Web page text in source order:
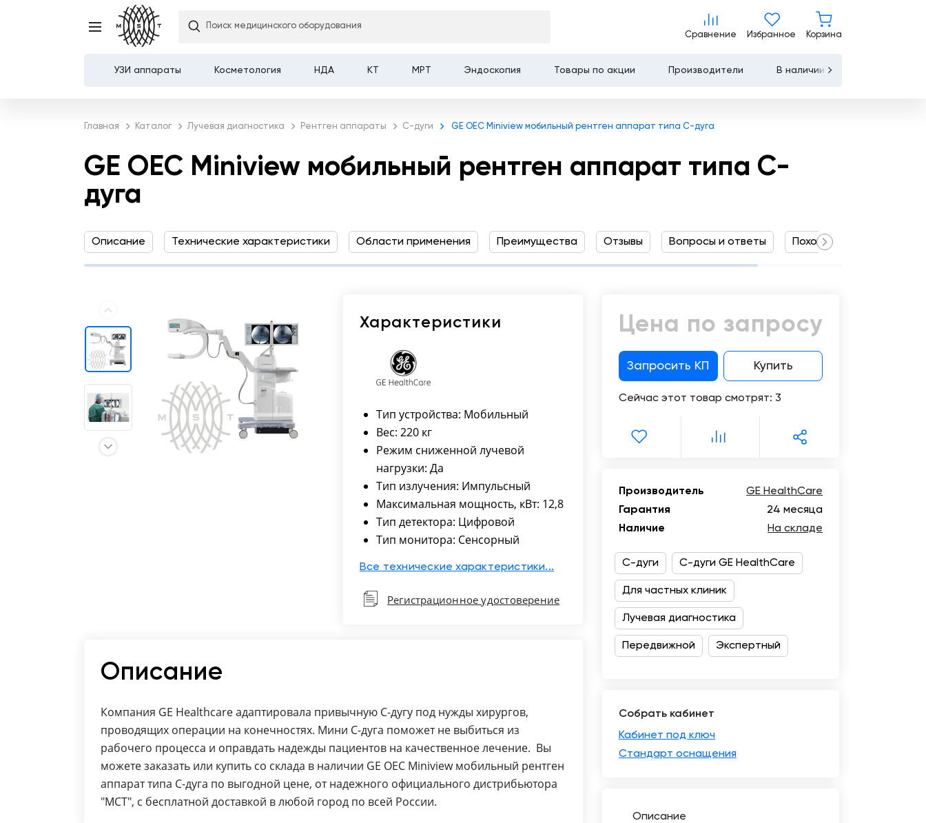
Сервисное
обслуживание
медицинского
Консалтинг
Доставка и оплата
8 (800) 500-90-93
Санкт-Петербург
CN AE
Поиск медицинского оборудования
Сравнение
Сравнение
Избранное Корзина
УЗИ аппараты Косметология НДА КТ МРТ Эндоскопия Товары по акции Производители В наличии
Главная Каталог Лучевая диагностика Рентген аппараты С-дуги GE OEC Miniview мобильный рентген аппарат типа C-дуга
GE OEC Miniview мобильный рентген аппарат типа C-
дуга
Цена по запросу
Запросить КП Купить
GE OEC Miniview мобильный рентген аппарат типа C-
дуга
Описание Технические характеристики Области применения Преимущества Отзывы Вопросы и ответы Похожие товары
Характеристики
Тип устройства: Мобильный
Вес: 220 кг
Режим сниженной лучевой
нагрузки: Да
Тип излучения: Импульсный
Максимальная мощность, кВт: 12,8
Тип детектора: Цифровой
Тип монитора: Сенсорный
Все технические характеристики...
Регистрационное удостоверение
Описание
Компания GE Healthcare адаптировала привычную С-дугу под нужды хирургов,
проводящих операции на конечностях. Мини С-дуга поможет не выбиться из
рабочего процесса и оправдать надежды пациентов на качественное лечение. Вы
можете заказать или купить со склада в наличии GE OEC Miniview мобильный рентген
аппарат типа C-дуга по выгодной цене, от надежного официального дистрибьютора
"МСТ", с бесплатной доставкой в любой город по всей России.
Цена по запросу
Запросить КП Купить
Сейчас этот товар смотрят: 3
Производитель
GE HealthCare
Гарантия
24 месяца
Наличие
На складе
С-дуги С-дуги GE HealthCare
Для частных клиник
Лучевая диагностика
Передвижной Экспертный
Собрать кабинет
Кабинет под ключ
Стандарт оснащения
Описание